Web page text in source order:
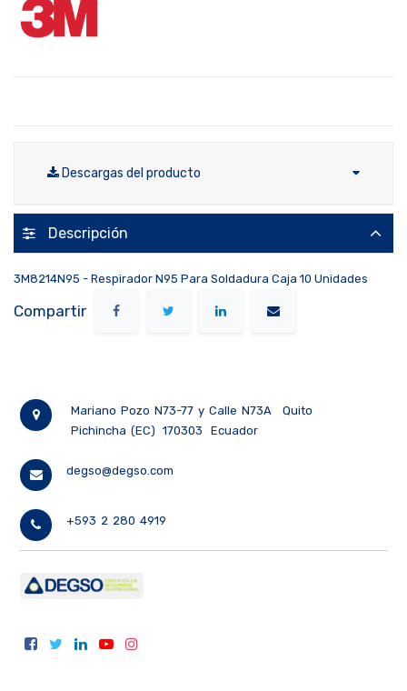
Descargas del producto
Descripción
3M8214N95 - Respirador N95 Para Soldadura Caja 10 Unidades
Compartir
Mariano Pozo N73-77 y Calle N73A
Quito
Pichincha (EC)
170303 Ecuador
degso@degso.com
+593 2 280 4919